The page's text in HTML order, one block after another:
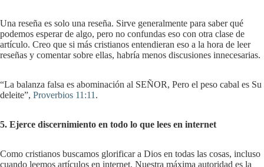
Una reseña es solo una reseña. Sirve generalmente para saber qué
podemos esperar de algo, pero no confundas eso con otra clase de
artículo. Creo que si más cristianos entendieran eso a la hora de leer
reseñas y comentar sobre ellas, habría menos discusiones innecesarias.
“La balanza falsa es abominación al SEÑOR, Pero el peso cabal es Su
deleite”, Proverbios 11:11.
5. Ejerce discernimiento en todo lo que lees en internet
Como cristianos buscamos glorificar a Dios en todas las cosas, incluso
cuando leemos artículos en internet. Nuestra máxima autoridad es la